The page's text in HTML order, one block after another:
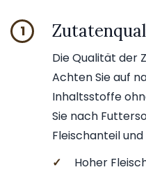
1
Die Qualität der
Achten Sie auf
Inhaltsstoffe
Sie nach
Fleischanteil
✓
Hoher